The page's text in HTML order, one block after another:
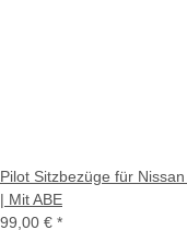
Pilot Sitzbezüge für
| Mit ABE
99,00 € *